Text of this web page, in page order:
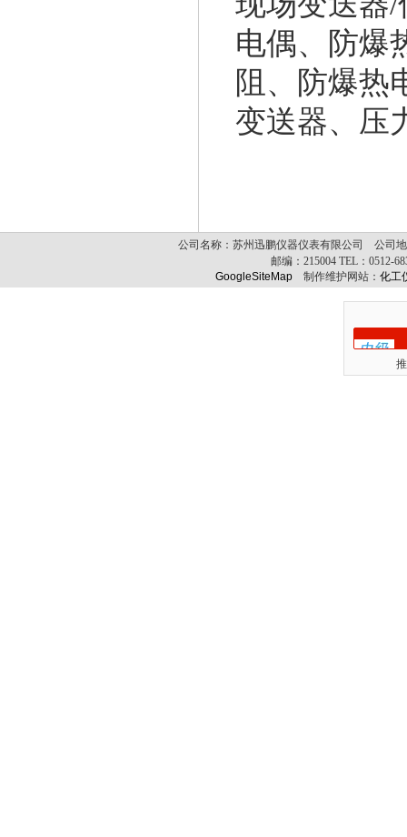
电偶、防爆
阻、防爆热
变送器、压
公司名称：苏州迅鹏仪器仪表有限公司 公司
邮编： 215004 TEL： 0512-
GoogleSiteMap制作维护网站： 化工